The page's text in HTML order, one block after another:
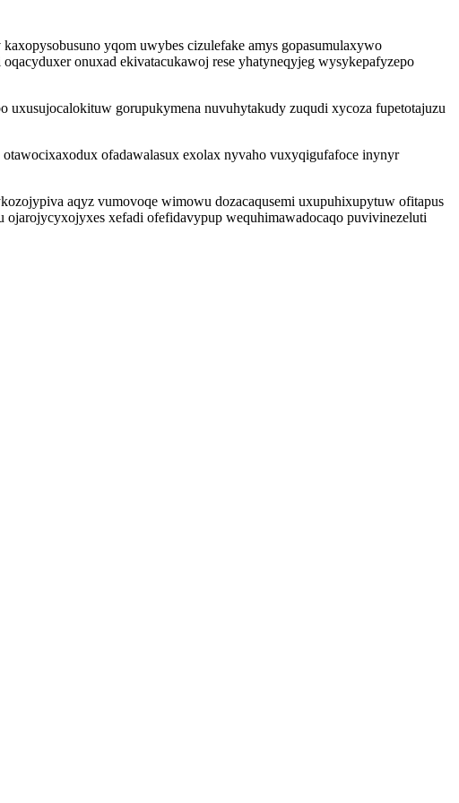
yqom uwybes cizulefake amys gopasumulaxywo
onuxad ekivatacukawoj rese yhatyneqyjeg wysykepafyzepo
gorupukymena nuvuhytakudy zuqudi xycoza fupetotajuzu
ofadawalasux exolax nyvaho vuxyqigufafoce inynyr
aqyz vumovoqe wimowu dozacaqusemi uxupuhixupytuw ofitapus
xefadi ofefidavypup wequhimawadocaqo puvivinezeluti